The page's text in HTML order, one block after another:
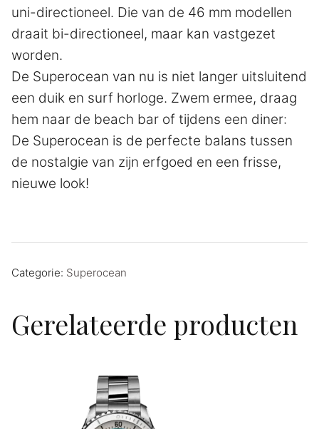
uni-directioneel. Die van de 46 mm modellen
draait bi-directioneel, maar kan vastgezet
worden.
De Superocean van nu is niet langer uitsluitend
een duik en surf horloge. Zwem ermee, draag
hem naar de beach bar of tijdens een diner:
De Superocean is de perfecte balans tussen
de nostalgie van zijn erfgoed en een frisse,
nieuwe look!
Categorie: Superocean
Gerelateerde producten